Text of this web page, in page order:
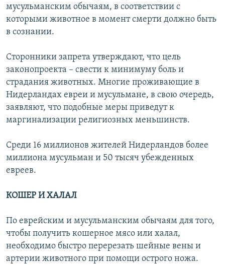
мусульманским обычаям, в соответствии с
которыми животное в момент смерти должно быть
в сознании.
Сторонники запрета утверждают, что цель
законопроекта – свести к минимуму боль и
страдания животных. Многие проживающие в
Нидерландах евреи и мусульмане, в свою очередь,
заявляют, что подобные меры приведут к
маргинализации религиозных меньшинств.
Среди 16 миллионов жителей Нидерландов более
миллиона мусульман и 50 тысяч убежденных
евреев.
КОШЕР И ХАЛАЛ
По еврейским и мусульманским обычаям для того,
чтобы получить кошерное мясо или халал,
необходимо быстро перерезать шейные вены и
артерии животного при помощи острого ножа.